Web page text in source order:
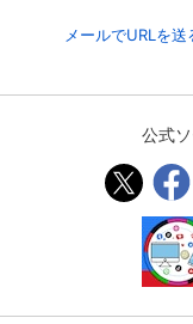
メールでURLを送
公式